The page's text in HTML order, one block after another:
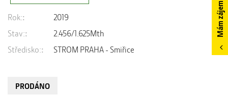
Mám zájem
Rok:
2019
Stav:
2.456/1.625Mth
Středisko:
STROM PRAHA - Smiřice
PRODÁNO